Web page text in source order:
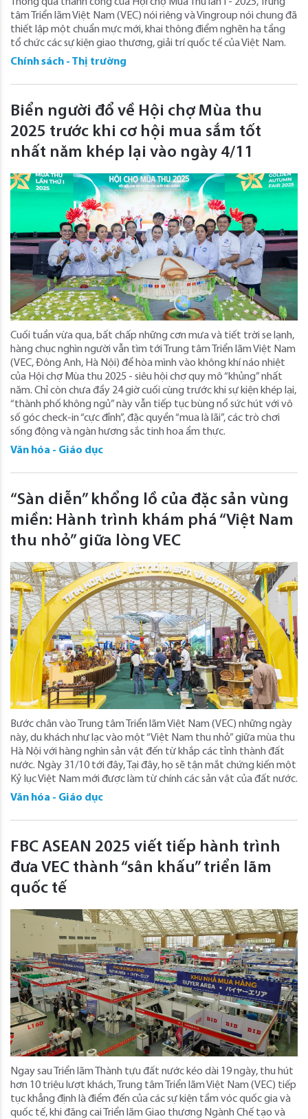
tâm Triển lãm Việt Nam (VEC) nói riêng và Vingroup nói chung đã
thiết lập một chuẩn mực mới, khai thông điểm nghẽn hạ tầng
tổ chức các sự kiện giao thương, giải trí quốc tế của Việt Nam.
Chính sách - Thị trường
Biển người đổ về Hội chợ Mùa thu
2025 trước khi cơ hội mua sắm tốt
nhất năm khép lại vào ngày 4/11
Cuối tuần vừa qua, bất chấp những cơn mưa và tiết trời se lạnh,
hàng chục nghìn người vẫn tìm tới Trung tâm Triển lãm Việt Nam
(VEC, Đông Anh, Hà Nội) để hòa mình vào không khí náo nhiệt
của Hội chợ Mùa thu 2025 - siêu hội chợ quy mô “khủng” nhất
năm. Chỉ còn chưa đầy 24 giờ cuối cùng trước khi sự kiện khép lại,
“thành phố không ngủ” này vẫn tiếp tục bùng nổ sức hút với vô
số góc check-in “cực đỉnh”, đặc quyền “mua là lãi”, các trò chơi
sống động và ngàn hương sắc tinh hoa ẩm thực.
Văn hóa - Giáo dục
“Sàn diễn” khổng lồ của đặc sản vùng
miền: Hành trình khám phá “Việt Nam
thu nhỏ” giữa lòng VEC
Bước chân vào Trung tâm Triển lãm Việt Nam (VEC) những ngày
này, du khách như lạc vào một “Việt Nam thu nhỏ” giữa mùa thu
Hà Nội với hàng nghìn sản vật đến từ khắp các tỉnh thành đất
nước. Ngày 31/10 tới đây, Tại đây, họ sẽ tận mắt chứng kiến một
Kỷ lục Việt Nam mới được làm từ chính các sản vật của đất nước.
Văn hóa - Giáo dục
FBC ASEAN 2025 viết tiếp hành trình
đưa VEC thành “sân khấu” triển lãm
quốc tế
Ngay sau Triển lãm Thành tựu đất nước kéo dài 19 ngày, thu hút
hơn 10 triệu lượt khách, Trung tâm Triển lãm Việt Nam (VEC) tiếp
tục khẳng định là điểm đến của các sự kiện tầm vóc quốc gia và
quốc tế, khi đăng cai Triển lãm Giao thương Ngành Chế tạo và